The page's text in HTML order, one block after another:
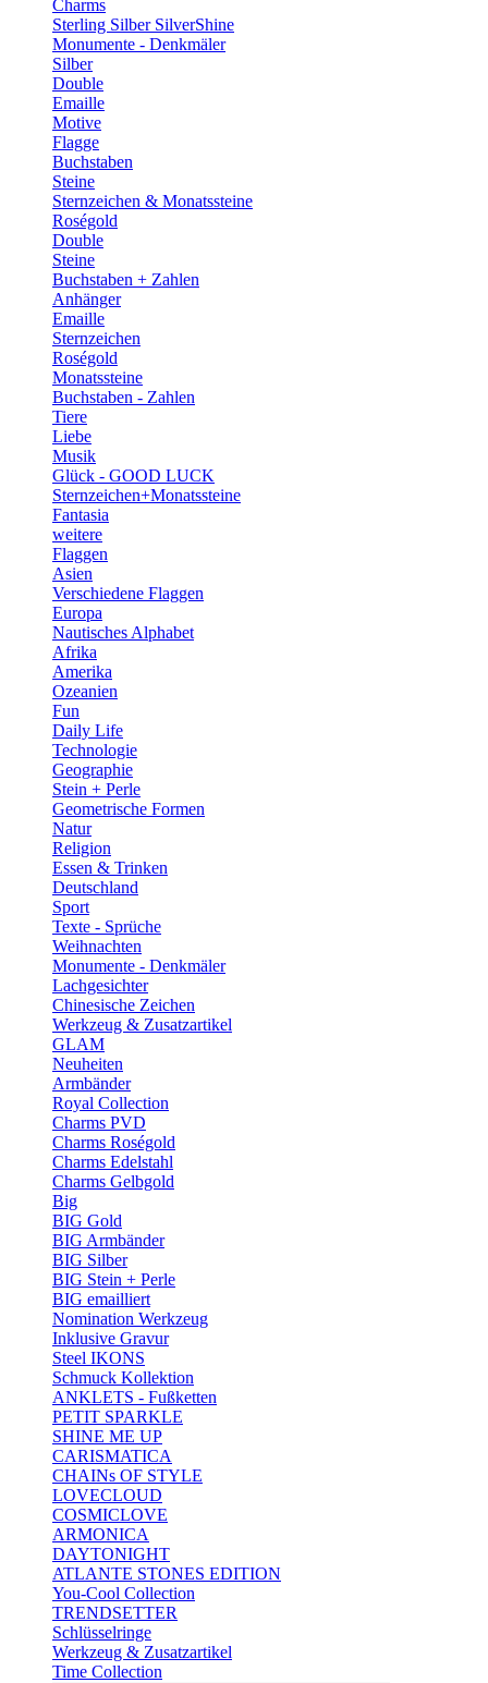
Charms
Sterling Silber SilverShine
Monumente - Denkmäler
Silber
Double
Emaille
Motive
Flagge
Buchstaben
Steine
Sternzeichen & Monatssteine
Roségold
Double
Steine
Buchstaben + Zahlen
Anhänger
Emaille
Sternzeichen
Roségold
Monatssteine
Buchstaben - Zahlen
Tiere
Liebe
Musik
Glück - GOOD LUCK
Sternzeichen+Monatssteine
Fantasia
weitere
Flaggen
Asien
Verschiedene Flaggen
Europa
Nautisches Alphabet
Afrika
Amerika
Ozeanien
Fun
Daily Life
Technologie
Geographie
Stein + Perle
Geometrische Formen
Natur
Religion
Essen & Trinken
Deutschland
Sport
Texte - Sprüche
Weihnachten
Monumente - Denkmäler
Lachgesichter
Chinesische Zeichen
Werkzeug & Zusatzartikel
GLAM
Neuheiten
Armbänder
Royal Collection
Charms PVD
Charms Roségold
Charms Edelstahl
Charms Gelbgold
Big
BIG Gold
BIG Armbänder
BIG Silber
BIG Stein + Perle
BIG emailliert
Nomination Werkzeug
Inklusive Gravur
Steel IKONS
Schmuck Kollektion
ANKLETS - Fußketten
PETIT SPARKLE
SHINE ME UP
CARISMATICA
CHAINs OF STYLE
LOVECLOUD
COSMICLOVE
ARMONICA
DAYTONIGHT
ATLANTE STONES EDITION
You-Cool Collection
TRENDSETTER
Schlüsselringe
Werkzeug & Zusatzartikel
Time Collection